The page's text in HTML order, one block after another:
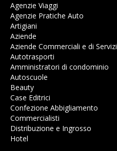
Agenzie Viaggi
Agenzie Pratiche Auto
Artigiani
Aziende
Aziende Commerciali e di Servizi
Autotrasporti
Amministratori di condominio
Autoscuole
Beauty
Case Editrici
Confezione Abbigliamento
Commercialisti
Distribuzione e Ingrosso
Hotel